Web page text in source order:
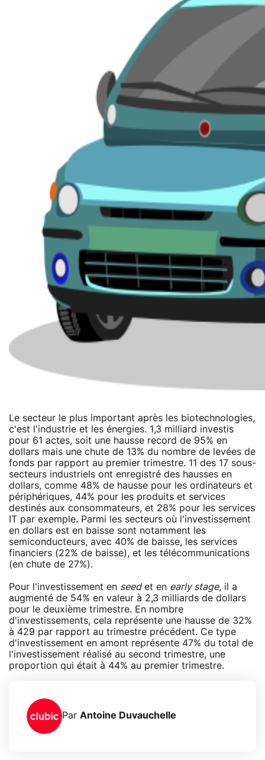
Le secteur le plus important après les biotechnologies,
c'est l'industrie et les énergies. 1,3 milliard investis
pour 61 actes, soit une hausse record de 95% en
dollars mais une chute de 13% du nombre de levées de
fonds par rapport au premier trimestre. 11 des 17 sous-
secteurs industriels ont enregistré des hausses en
dollars, comme 48% de hausse pour les ordinateurs et
périphériques, 44% pour les produits et services
destinés aux consommateurs, et 28% pour les services
IT par exemple. Parmi les secteurs où l'investissement
en dollars est en baisse sont notamment les
semiconducteurs, avec 40% de baisse, les services
financiers (22% de baisse), et les télécommunications
(en chute de 27%).
Pour l'investissement en seedet en early stage, il a
augmenté de 54% en valeur à 2,3 milliards de dollars
pour le deuxième trimestre. En nombre
d'investissements, cela représente une hausse de 32%
à 429 par rapport au trimestre précédent. Ce type
d'investissement en amont représente 47% du total de
l'investissement réalisé au second trimestre, une
proportion qui était à 44% au premier trimestre.
Par Antoine Duvauchelle